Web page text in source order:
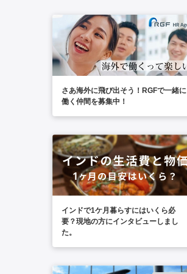
さあ海外に飛び出そう！RGFで一緒に
働く仲間を募集中！
インドで1ケ月暮らすにはいくら必
要？現地の方にインタビューしまし
た。